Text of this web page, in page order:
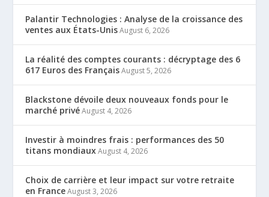
Palantir Technologies : Analyse de la croissance des
ventes aux États-Unis August 6, 2026
La réalité des comptes courants : décryptage des 6
617 Euros des Français August 5, 2026
Blackstone dévoile deux nouveaux fonds pour le
marché privé August 4, 2026
Investir à moindres frais : performances des 50
titans mondiaux August 4, 2026
Choix de carrière et leur impact sur votre retraite
en France August 3, 2026